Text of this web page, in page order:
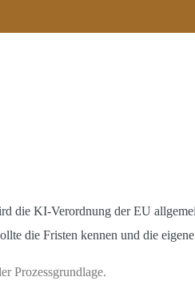
KI-Verordnung der EU
die Fristen kennen und die